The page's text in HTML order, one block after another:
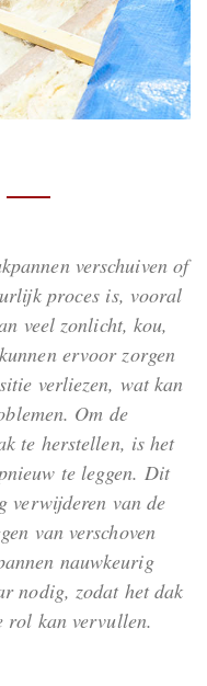
verschuiven of
proces is, vooral
veel zonlicht, kou,
ervoor zorgen
verliezen, wat kan
Om de
te herstellen, is het
te leggen. Dit
verwijderen van de
van verschoven
nauwkeurig
nodig, zodat het dak
rol kan vervullen.